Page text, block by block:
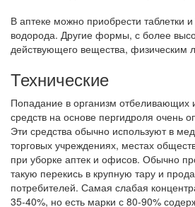
В аптеке можно приобрести таблетки
водорода. Другие формы, с более
действующего вещества, физическим
Технические
Попадание в организм
средств на основе пергидроля очень
Эти средства обычно используют в
торговых учреждениях, местах
при уборке аптек и офисов. Обычно
такую перекись в крупную тару и
потребителей. Самая слабая
35-40%, но есть марки с 80-90%